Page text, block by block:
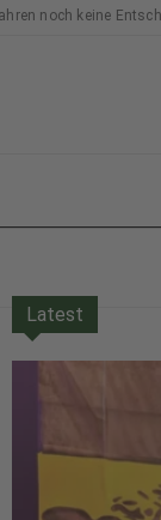
noch keine
Latest